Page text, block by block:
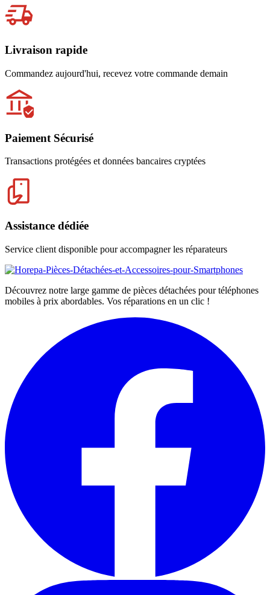
Livraison rapide
Commandez aujourd'hui, recevez votre commande demain
Paiement Sécurisé
Transactions protégées et données bancaires cryptées
Assistance dédiée
Service client disponible pour accompagner les réparateurs
Découvrez notre large gamme de pièces détachées pour téléphones
mobiles à prix abordables. Vos réparations en un clic !